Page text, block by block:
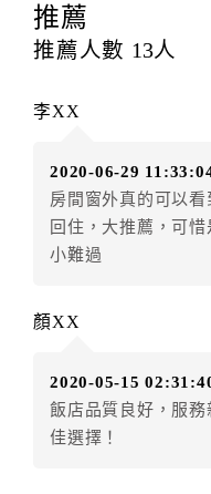
提出申辦不得異動訂單
每筆訂單異動限定
辦理取消退款。
房者應補足差額。（限
房者不得要求退其差
五、取消訂單
訂房者因故取消訂單
◎住房日當日辦理者，
◎住房日當日未辦理入
之訂金將全額沒收。
推薦
推薦人數 13人
李XX
2020-06-29
房間窗外真的可以
回住，大推薦，可
小難過
顏XX
2020-05-15
飯店品質良好，服
佳選擇！